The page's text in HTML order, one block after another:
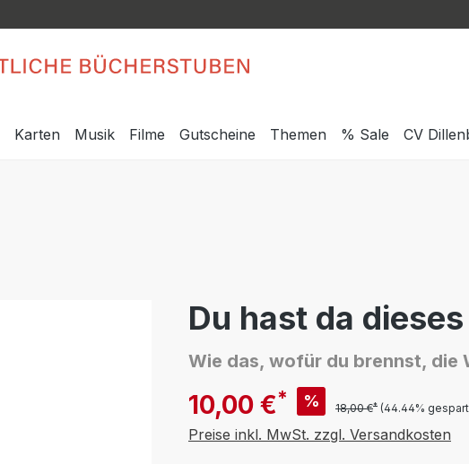
Karten Musik Filme Gutscheine Themen % Sale CV
Du hast da
Wie das, wofür du brennst, die
10,00 €* % 18,00 €* (44.44%
Preise inkl. MwSt. zzgl. Versandkosten